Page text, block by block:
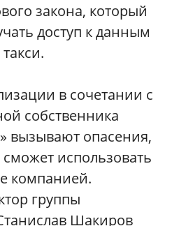
закона, который
доступ к данным
в сочетании с
собственника
вызывают опасения,
использовать
компанией.
группы
Шакиров